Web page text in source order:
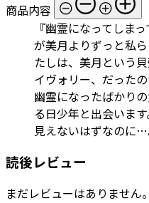
商品内容
『幽霊になってしま
が美月よりずっと私
たしは、美月という
イヴォリー、だった
幽霊になったばかり
る日少年と出会いま
見えないはずなのに…
読後レビュー
まだレビューはありません。